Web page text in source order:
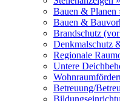
Bauen & Planen
Bauen &
Brandschutz
Denkmalschutz
Regionale
Untere
Betreuung/